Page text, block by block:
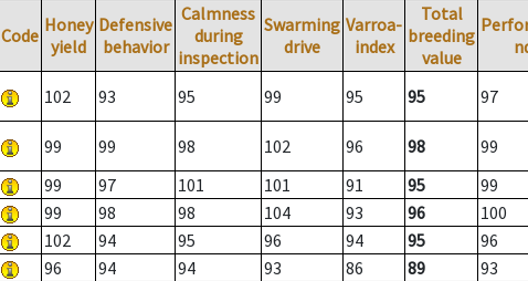
Code Honey
yield
Defensive
behavior
Calmness
during
inspection
Swarming
drive
Varroa-
index
Total
breeding
value
102 93 95 99 95 95 97
99 99 98 102 96 98
99
99 97 101 101 91 95
99
99 98 98 104 93 96
100
102 94 95 96 94 95
96
96 94 94 93 86 89
93